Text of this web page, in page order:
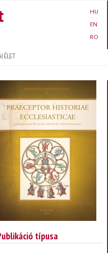
HU
EN
RO
típusa